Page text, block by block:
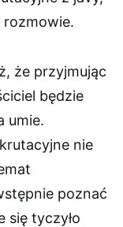
rozmowie.
że przyjmując
będzie
umie.
nie
poznać
się tyczyło